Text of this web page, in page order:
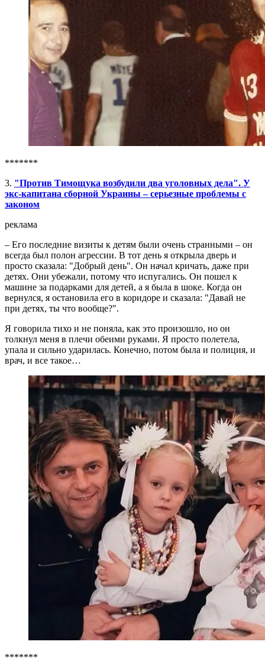
*******
3. "Против Тимощука возбудили два уголовных дела". У
экс-капитана сборной Украины – серьезные проблемы с
законом
реклама
– Его последние визиты к детям были очень странными – он
всегда был полон агрессии. В тот день я открыла дверь и
просто сказала: "Добрый день". Он начал кричать, даже при
детях. Они убежали, потому что испугались. Он пошел к
машине за подарками для детей, а я была в шоке. Когда он
вернулся, я остановила его в коридоре и сказала: "Давай не
при детях, ты что вообще?".
Я говорила тихо и не поняла, как это произошло, но он
толкнул меня в плечи обеими руками. Я просто полетела,
упала и сильно ударилась. Конечно, потом была и полиция, и
врач, и все такое…
*******